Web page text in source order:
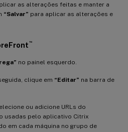
as alterações feitas e manter a
“Salvar” para aplicar as alterações e
™
no painel esquerdo.
clique em “Editar” na barra de
ou adicione URLs do
usadas pelo aplicativo Citrix
em cada máquina no grupo de